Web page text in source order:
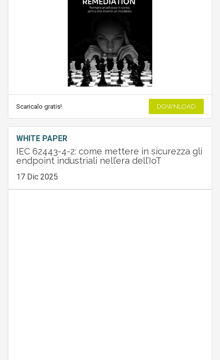
Scaricalo gratis! DOWNLOAD
WHITE PAPER
IEC 62443-4-2: come mettere in sicurezza gli
endpoint industriali nell’era dell’IoT
17 Dic 2025